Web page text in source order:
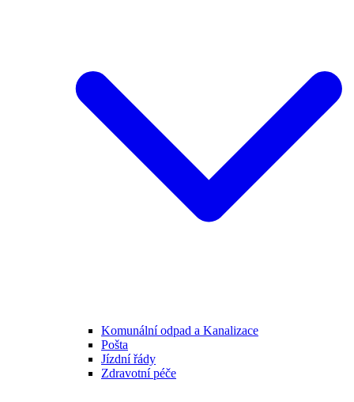
Komunální odpad a Kanalizace
Pošta
Jízdní řády
Zdravotní péče